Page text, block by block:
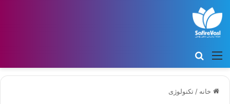
منو
خانه / تکنولوژی